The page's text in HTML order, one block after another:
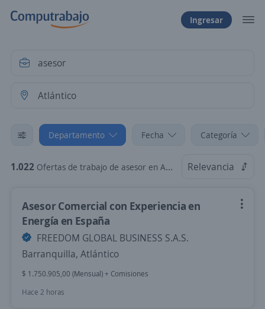
Ingresar
Departamento Fecha Categoría
1.022 Ofertas de trabajo de asesor en Atlántico Relevancia
Asesor Comercial con Experiencia en
Energía en España
FREEDOM GLOBAL BUSINESS S.A.S.
Barranquilla, Atlántico
$ 1.750.905,00 (Mensual) + Comisiones
Hace 2 horas